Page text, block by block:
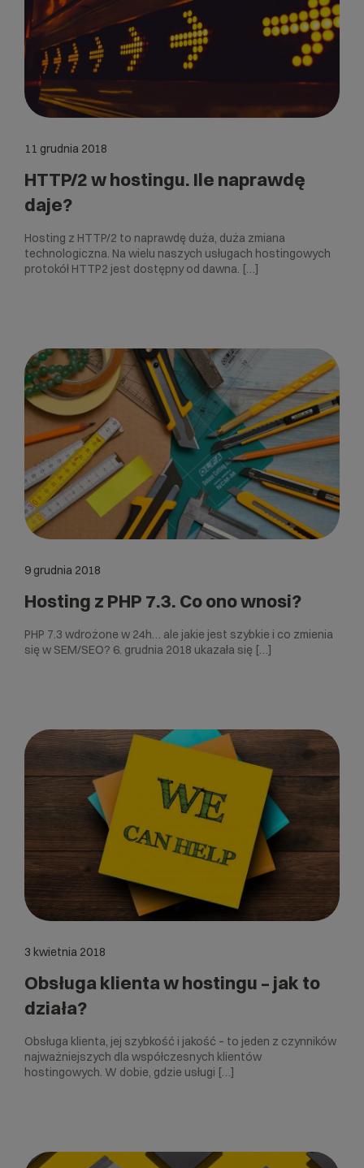
11 grudnia 2018
HTTP/2 w hostingu. Ile naprawdę
daje?
Hosting z HTTP/2 to naprawdę duża, duża zmiana
technologiczna. Na wielu naszych usługach hostingowych
protokół HTTP2 jest dostępny od dawna. […]
9 grudnia 2018
Hosting z PHP 7.3. Co ono wnosi?
PHP 7.3 wdrożone w 24h… ale jakie jest szybkie i co zmienia
się w SEM/SEO? 6. grudnia 2018 ukazała się […]
3 kwietnia 2018
Obsługa klienta w hostingu – jak to
działa?
Obsługa klienta, jej szybkość i jakość – to jeden z czynników
najważniejszych dla współczesnych klientów
hostingowych. W dobie, gdzie usługi […]